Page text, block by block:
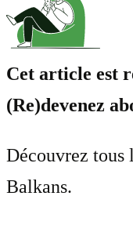
Cet article est
(Re)devenez
Découvrez tous
Balkans.